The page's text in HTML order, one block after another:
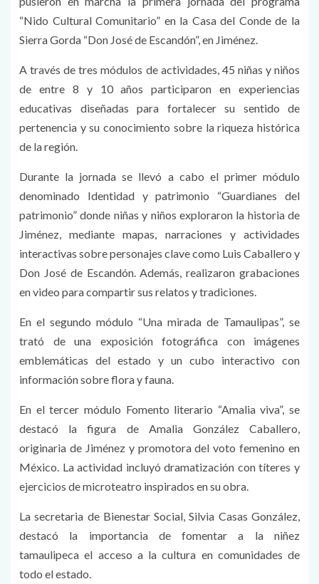
“Nido Cultural Comunitario” en la Casa del Conde de la
Sierra Gorda “Don José de Escandón”, en Jiménez.
A través de tres módulos de actividades, 45 niñas y niños
de entre 8 y 10 años participaron en experiencias
educativas diseñadas para fortalecer su sentido de
pertenencia y su conocimiento sobre la riqueza histórica
de la región.
Durante la jornada se llevó a cabo el primer módulo
denominado Identidad y patrimonio “Guardianes del
patrimonio” donde niñas y niños exploraron la historia de
Jiménez, mediante mapas, narraciones y actividades
interactivas sobre personajes clave como Luis Caballero y
Don José de Escandón. Además, realizaron grabaciones
en video para compartir sus relatos y tradiciones.
En el segundo módulo “Una mirada de Tamaulipas”, se
trató de una exposición fotográfica con imágenes
emblemáticas del estado y un cubo interactivo con
información sobre flora y fauna.
En el tercer módulo Fomento literario “Amalia viva”, se
destacó la figura de Amalia González Caballero,
originaria de Jiménez y promotora del voto femenino en
México. La actividad incluyó dramatización con títeres y
ejercicios de microteatro inspirados en su obra.
La secretaria de Bienestar Social, Silvia Casas González,
destacó la importancia de fomentar a la niñez
tamaulipeca el acceso a la cultura en comunidades de
todo el estado.